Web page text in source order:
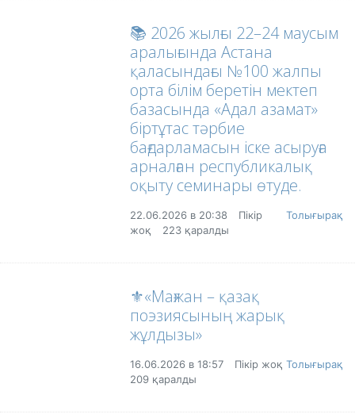
📚 2026 жылғы 22–24 маусым
аралығында Астана
қаласындағы №100 жалпы
орта білім беретін мектеп
базасында «Адал азамат»
біртұтас тәрбие
бағдарламасын іске асыруға
арналған республикалық
оқыту семинары өтуде.
Толығырақ
22.06.2026 в 20:38
Пікір
жоқ
223 қаралды
⚜️«Мағжан – қазақ
поэзиясының жарық
жұлдызы»
Толығырақ
16.06.2026 в 18:57
Пікір жоқ
209 қаралды